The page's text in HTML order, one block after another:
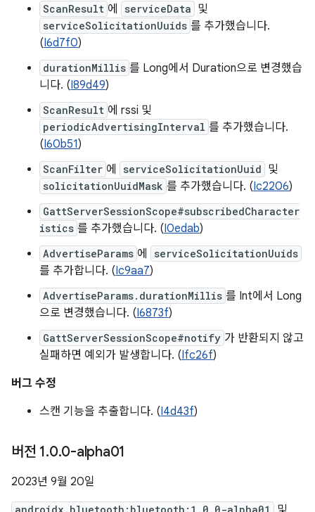
ScanResult 에 serviceData 및
serviceSolicitationUuids 를 추가했습니다.
(I6d7f0)
durationMillis 를 Long에서 Duration으로 변경했습
니다. (I89d49)
ScanResult 에 rssi 및
periodicAdvertisingInterval 를 추가했습니다.
(I60b51)
ScanFilter 에 serviceSolicitationUuid 및
solicitationUuidMask 를 추가했습니다. (Ic2206)
GattServerSessionScope#subscribedCharacter
istics 를 추가했습니다. (I0edab)
AdvertiseParams 에 serviceSolicitationUuids
를 추가합니다. (Ic9aa7)
AdvertiseParams.durationMillis 를 Int에서 Long
으로 변경했습니다. (I6873f)
GattServerSessionScope#notify 가 반환되지 않고
실패하면 예외가 발생합니다. (Ifc26f)
버그 수정
스캔 기능을 추출합니다. (I4d43f)
버전 1.0.0-alpha01
2023년 9월 20일